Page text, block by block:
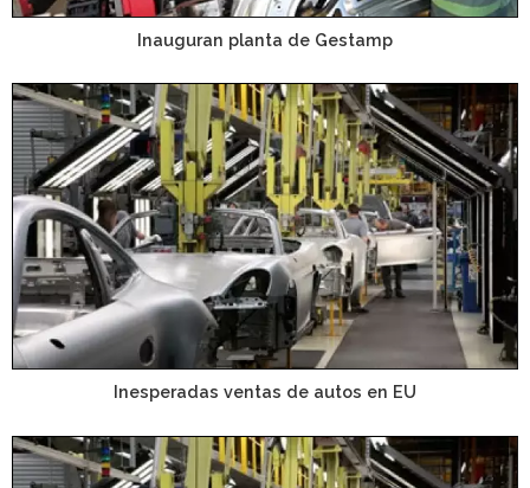
Inauguran planta de Gestamp
Inesperadas ventas de autos en EU